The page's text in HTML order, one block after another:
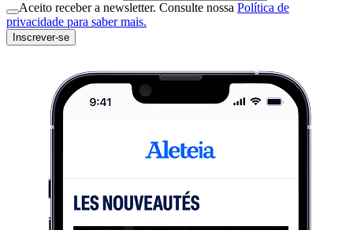
Aceito receber a newsletter. Consulte nossa Política de
privacidade para saber mais.
Inscrever-se